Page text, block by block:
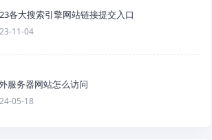
各大搜索引擎网站链接提交入口
11-04
服务器网站怎么访问
05-18